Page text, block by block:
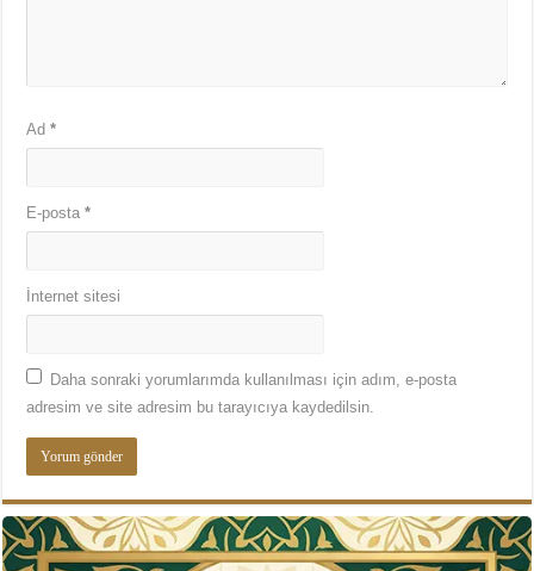
Ad*
E-posta*
İnternet sitesi
Daha sonraki yorumlarımda kullanılması için adım, e-posta
adresim ve site adresim bu tarayıcıya kaydedilsin.